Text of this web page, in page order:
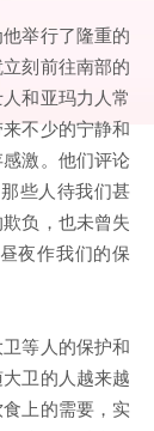
举行了隆重的
刻前往南部的
和亚玛力人常
不少的宁静和
激。他们评论
些人待我们甚
负，也未曾失
夜作我们的保
等人的保护和
卫的人越来越
上的需要，实